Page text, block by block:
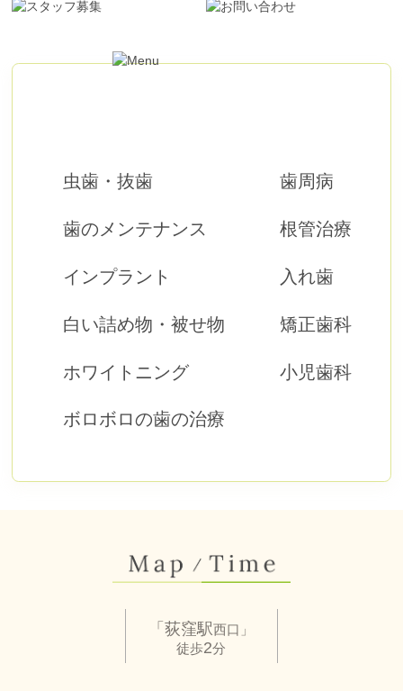
虫歯・抜歯
歯のメンテナンス
インプラント
白い詰め物・被せ物
ホワイトニング
ボロボロの歯の治療
歯周病
根管治療
入れ歯
矯正歯科
小児歯科
「荻窪駅西口」
徒歩2分